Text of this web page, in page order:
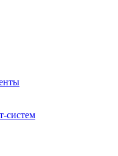
систем